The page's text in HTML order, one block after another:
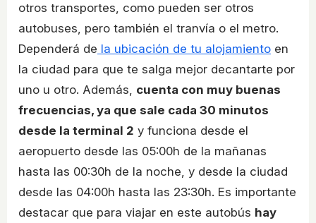
otros transportes, como pueden ser otros
autobuses, pero también el tranvía o el metro.
Dependerá de la ubicación de tu alojamiento en
la ciudad para que te salga mejor decantarte por
uno u otro. Además, cuenta con muy buenas
frecuencias, ya que sale cada 30 minutos
desde la terminal 2 y funciona desde el
aeropuerto desde las 05:00h de la mañanas
hasta las 00:30h de la noche, y desde la ciudad
desde las 04:00h hasta las 23:30h. Es importante
destacar que para viajar en este autobús hay